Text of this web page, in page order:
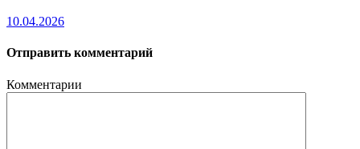
10.04.2026
Отправить комментарий
Комментарии